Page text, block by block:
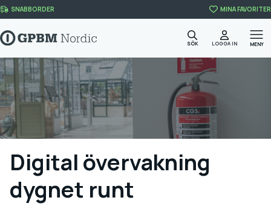
Skip to content
SNABBORDER MINA FAVORITER
MENY
SÖK LOGGA IN
Digital övervakning
dygnet runt